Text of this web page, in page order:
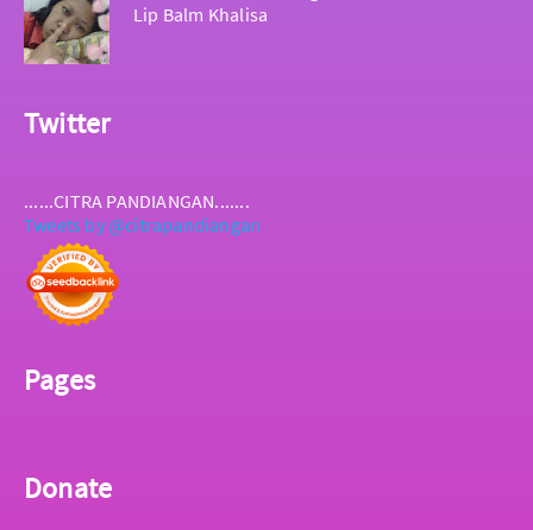
Lip Balm Khalisa
Twitter
......CITRA PANDIANGAN.......
Tweets by @citrapandiangan
Pages
Donate